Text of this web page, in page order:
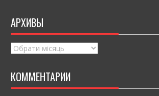
АРХИВЫ
Архивы
КОММЕНТАРИИ